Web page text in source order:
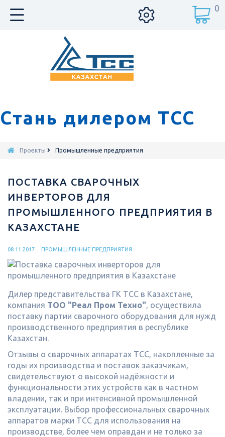
Стань дилером ТСС
0
Проекты Промышленные предприятия
ПОСТАВКА СВАРОЧНЫХ
ИНВЕРТОРОВ ДЛЯ
ПРОМЫШЛЕННОГО ПРЕДПРИЯТИЯ В
КАЗАХСТАНЕ
08.11.2017 ПРОМЫШЛЕННЫЕ ПРЕДПРИЯТИЯ
Дилер представительства ГК ТСС в Казахстане,
компания ТОО "Реал Пром Техно", осуществила
поставку партии сварочного оборудования для нужд
производственного предприятия в республике
Казахстан.
Отзывы о сварочных аппаратах ТСС, накопленные за
годы их производства и поставок заказчикам,
свидетельствуют о высокой надёжности и
функциональности этих устройств как в частном
владении, так и при интенсивной промышленной
эксплуатации. Выбор профессиональных сварочных
аппаратов марки ТСС для использования на
производстве, более чем оправдан и не только за